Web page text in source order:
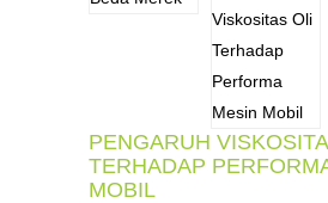
PENGARUH
TERHADAP
MOBIL